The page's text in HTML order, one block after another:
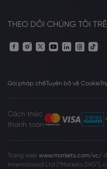
THEO DÕI CHÚNG TÔI
Gói pháp chếTuyên bố về Cookie
Cách thức
thanh toán
Trang web www.markets.com/vc/
International Ltd (“Markets